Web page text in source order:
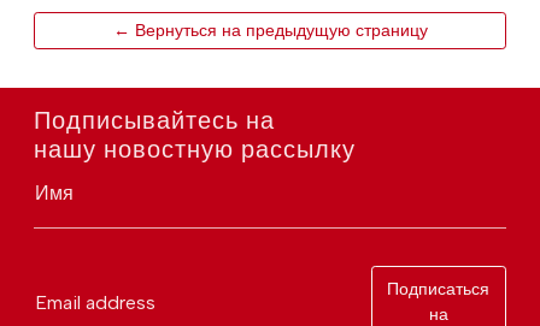
← Вернуться на предыдущую страницу
Подписывайтесь на
нашу новостную рассылку
Имя
Email address
Подписаться
на